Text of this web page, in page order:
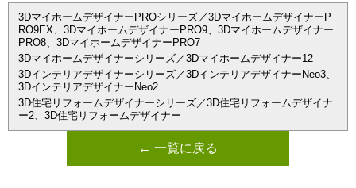
3DマイホームデザイナーPROシリーズ／3DマイホームデザイナーP
RO9EX、3DマイホームデザイナーPRO9、3Dマイホームデザイナー
PRO8、3DマイホームデザイナーPRO7
3Dマイホームデザイナーシリーズ／3Dマイホームデザイナー12
3Dインテリアデザイナーシリーズ／3DインテリアデザイナーNeo3、
3DインテリアデザイナーNeo2
3D住宅リフォームデザイナーシリーズ／3D住宅リフォームデザイナ
ー2、3D住宅リフォームデザイナー
← 一覧に戻る